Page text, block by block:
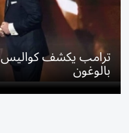
ترامب يكشف كواليس
بالوغون